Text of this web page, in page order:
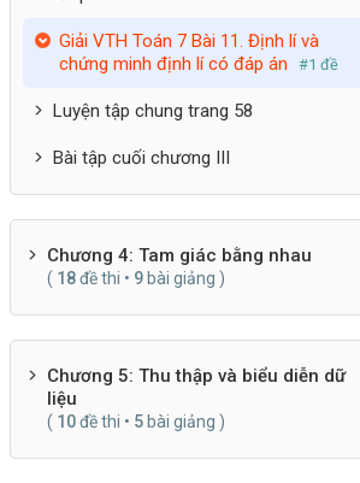
Giải VTH Toán 7 Bài 11. Định lí và
chứng minh định lí có đáp án
#1 đề
Luyện tập chung trang 58
Bài tập cuối chương III
Chương 4: Tam giác bằng nhau
( 18đề thi • 9bài giảng )
Chương 5: Thu thập và biểu diễn dữ
liệu
( 10đề thi • 5bài giảng )